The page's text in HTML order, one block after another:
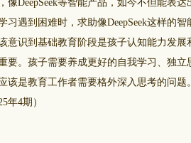
像DeepSeek等智能产品，如今不但能表
习遇到困难时，求助像DeepSeek这样的
意识到基础教育阶段是孩子认知能力发
要。孩子需要养成更好的自我学习、独
该是教育工作者需要格外深入思考的问题
4期）